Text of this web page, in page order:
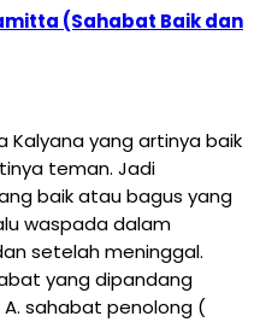
(Sahabat Baik dan
yang artinya baik
teman. Jadi
baik atau bagus yang
waspada dalam
setelah meninggal.
yang dipandang
sahabat penolong (